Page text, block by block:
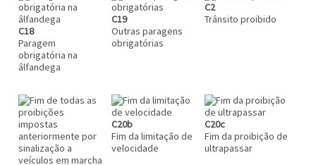
C18
Paragem
obrigatória na
âlfandega
C19
Outras paragens
obrigatórias
C2
Trânsito proibido
C20b
Fim da limitação de
velocidade
C20c
Fim da proibição de
ultrapassar